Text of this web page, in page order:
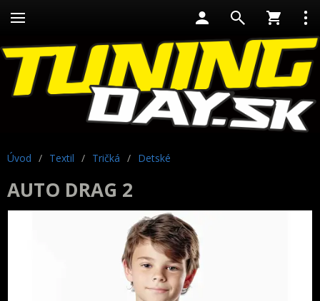
Úvod / Textil / Tričká / Detské
AUTO DRAG 2